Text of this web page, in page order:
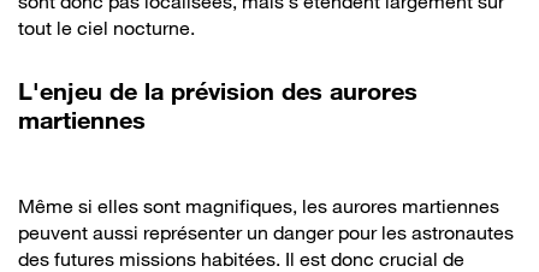
tout le ciel nocturne.
L'enjeu de la prévision des aurores
martiennes
Même si elles sont magnifiques, les aurores martiennes
peuvent aussi représenter un danger pour les astronautes
des futures missions habitées. Il est donc crucial de